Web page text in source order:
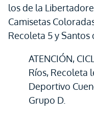
los de la
Camisetas
Recoleta 5 y Santos
ATENCIÓN,
Ríos, Recoleta
Deportivo
Grupo D.